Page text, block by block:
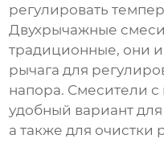
регулировать
Двухрычажные
традиционные, они
рычага для
напора. Смесители
удобный вариант
а также для очистки